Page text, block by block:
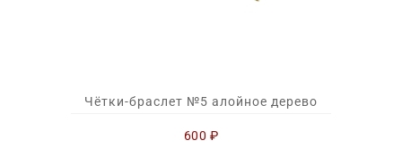
Чётки-браслет №5 алойное дерево
600 ₽